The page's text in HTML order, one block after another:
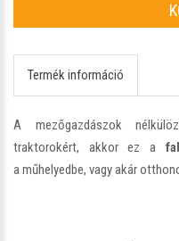
Termék információ
A mezőgazdászok
traktorokért, akkor ez a
a műhelyedbe, vagy akár